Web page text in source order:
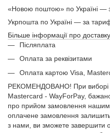
«Новою поштою» по Україні —
Укрпошта по Україні — за
Більше інформації про доставку
Післяплата
Оплата за реквізитами
Оплата картою Visa,
РЕКОМЕНДОВАНО! При виборі
Mastercard - WayForPay,
про прийом замовлення
оплачене замовлення
з нами, ви зможете завершити